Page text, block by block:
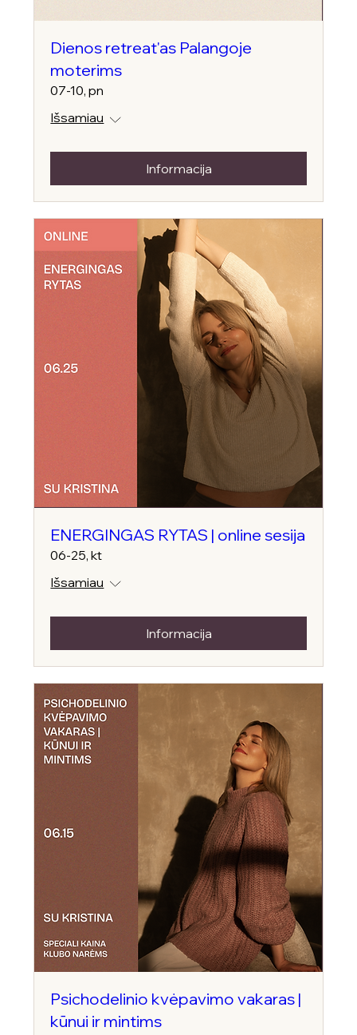
Dienos retreat'as Palangoje
moterims
07-10, pn
Išsamiau
Informacija
ENERGINGAS RYTAS | online sesija
06-25, kt
Išsamiau
Informacija
Psichodelinio kvėpavimo vakaras |
kūnui ir mintims